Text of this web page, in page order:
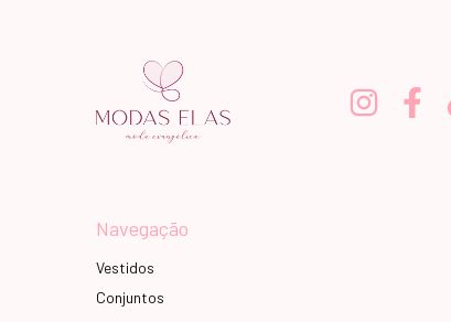
Navegação
Vestidos
Conjuntos